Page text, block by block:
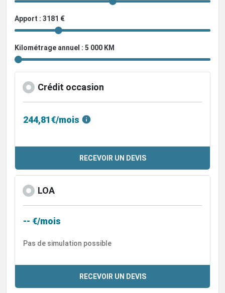
Apport : 3181 €
Kilométrage annuel : 5 000 KM
Crédit occasion
244,81€/mois
RECEVOIR UN DEVIS
LOA
-- €/mois
Pas de simulation possible
RECEVOIR UN DEVIS